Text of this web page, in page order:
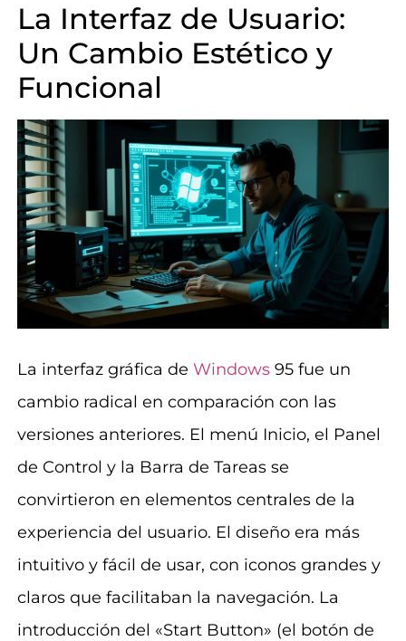
La Interfaz de Usuario:
Un Cambio Estético y
Funcional
La interfaz gráfica de Windows95 fue un
cambio radical en comparación con las
versiones anteriores. El menú Inicio, el Panel
de Control y la Barra de Tareas se
convirtieron en elementos centrales de la
experiencia del usuario. El diseño era más
intuitivo y fácil de usar, con iconos grandes y
claros que facilitaban la navegación. La
introducción del «Start Button» (el botón de